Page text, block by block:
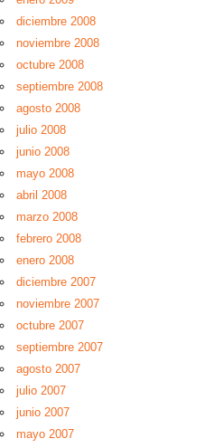
diciembre 2008
noviembre 2008
octubre 2008
septiembre 2008
agosto 2008
julio 2008
junio 2008
mayo 2008
abril 2008
marzo 2008
febrero 2008
enero 2008
diciembre 2007
noviembre 2007
octubre 2007
septiembre 2007
agosto 2007
julio 2007
junio 2007
mayo 2007